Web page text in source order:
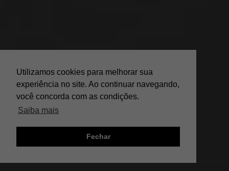
Utilizamos cookies para melhorar sua
experiência no site. Ao continuar navegando,
você concorda com as condições.
Saiba mais
Fechar
;